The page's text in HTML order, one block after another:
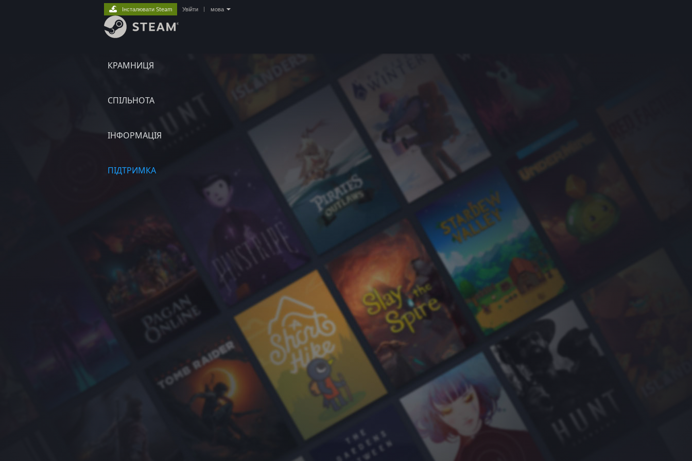
КРАМНИЦЯ
СПІЛЬНОТА
ІНФОРМАЦІЯ
ПІДТРИМКА
Інсталювати Steam Увійти мова